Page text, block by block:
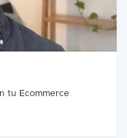
tu Ecommerce